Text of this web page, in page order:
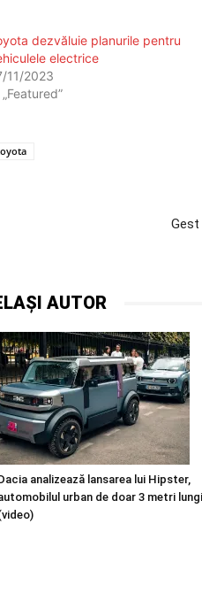
dezvăluie planurile pentru
electrice
11/2023
AUTOR
analizează lansarea lui Hipster,
urban de doar 3 metri